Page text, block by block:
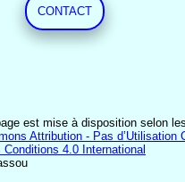
CONTACT
est mise à disposition selon
Attribution - Pas d’Utilisation
4.0 International